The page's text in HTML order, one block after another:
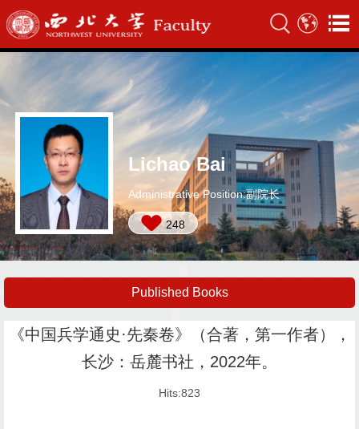
Lichao Bai
Administrative Position:副院长
248
Published Books
《中国兵学通史·先秦卷》（合著，第一作者），
长沙：岳麓书社，2022年。
Hits:823